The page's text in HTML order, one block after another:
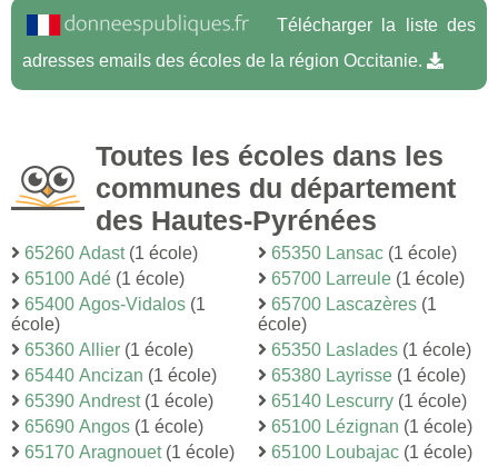
Télécharger la liste des
adresses emails des écoles de la région Occitanie.
Toutes les écoles dans les
communes du département
des Hautes-Pyrénées
65260 Adast(1 école)
65100 Adé (1 école)
65400 Agos-Vidalos (1
école)
65360 Allier (1 école)
65440 Ancizan (1 école)
65390 Andrest(1 école)
65690 Angos (1 école)
65170 Aragnouet(1 école)
65350 Lansac (1 école)
65700 Larreule (1 école)
65700 Lascazères (1
école)
65350 Laslades (1 école)
65380 Layrisse (1 école)
65140 Lescurry (1 école)
65100 Lézignan (1 école)
65100 Loubajac (1 école)